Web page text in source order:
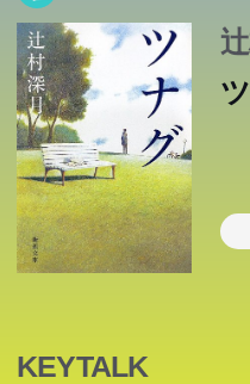
KEYTALK